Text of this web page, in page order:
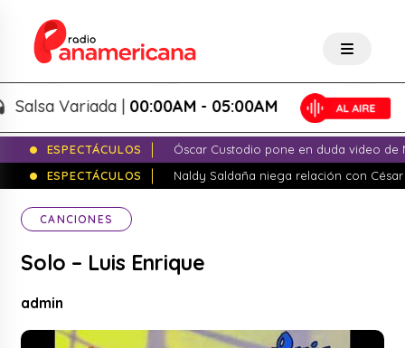
Variada |00:00AM - 05:00AM
ESPECTÁCULOS
Óscar Custodio pone en duda video de
ESPECTÁCULOS
Naldy Saldaña niega relación con
CANCIONES
Solo – Luis Enrique
admin